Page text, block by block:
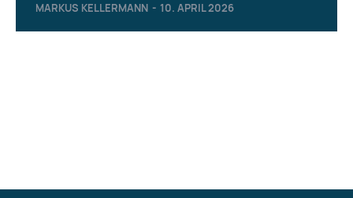
MARKUS KELLERMANN - 10. APRIL 2026